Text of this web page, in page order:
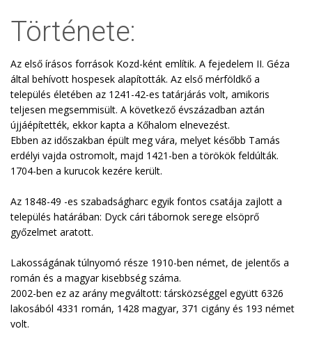
Története:
Az első írásos források Kozd-ként említik. A fejedelem II. Géza
által behívott hospesek alapították. Az első mérföldkő a
település életében az 1241-42-es tatárjárás volt, amikoris
teljesen megsemmisült. A következő évszázadban aztán
újjáépítették, ekkor kapta a Kőhalom elnevezést.
Ebben az időszakban épült meg vára, melyet később Tamás
erdélyi vajda ostromolt, majd 1421-ben a törökök feldúlták.
1704-ben a kurucok kezére került.
Az 1848-49 -es szabadságharc egyik fontos csatája zajlott a
település határában: Dyck cári tábornok serege elsöprő
győzelmet aratott.
Lakosságának túlnyomó része 1910-ben német, de jelentős a
román és a magyar kisebbség száma.
2002-ben ez az arány megváltott: társközséggel együtt 6326
lakosából 4331 román, 1428 magyar, 371 cigány és 193 német
volt.